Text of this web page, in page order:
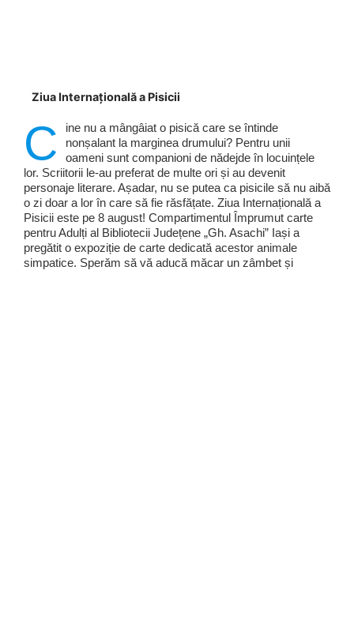
Ziua Internațională a Pisicii
C
ine nu a mângâiat o pisică care se întinde
nonșalant la marginea drumului? Pentru unii
oameni sunt companioni de nădejde în locuințele
lor. Scriitorii le-au preferat de multe ori și au devenit
personaje literare. Așadar, nu se putea ca pisicile să nu aibă
o zi doar a lor în care să fie răsfățate. Ziua Internațională a
Pisicii este pe 8 august! Compartimentul Împrumut carte
pentru Adulți al Bibliotecii Județene „Gh. Asachi” Iași a
pregătit o expoziție de carte dedicată acestor animale
simpatice. Sperăm să vă aducă măcar un zâmbet și